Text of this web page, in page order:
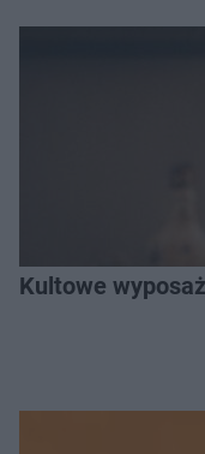
Kultowe